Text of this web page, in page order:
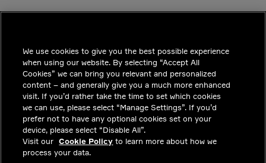
INDUSTRIES
APPROFONDIMENTI
SOLUZIONI
POSIZIONI LAVORATIVE
INVESTITORI
We use cookies to give you the best possible experience
when using our website. By selecting “Accept All
Cookies” we can bring you relevant and personalized
content – and generally give you a much more enhanced
visit. If you’d rather take the time to set which cookies
we can use, please select “Manage Settings”. If you’d
prefer not to have any optional cookies set on your
device, please select “Disable All”.
Visit our Cookie Policy to learn more about how we
process your data.